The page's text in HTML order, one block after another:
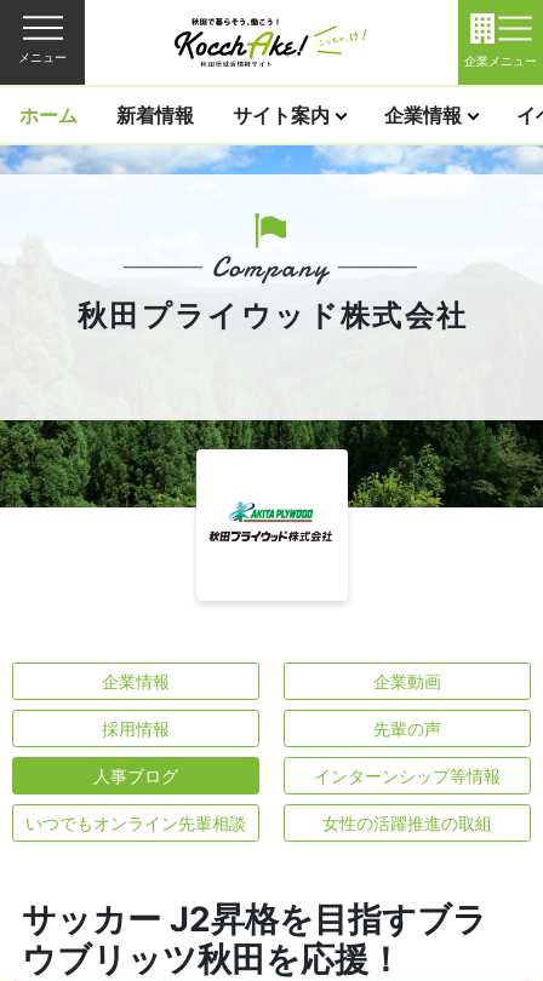
メニュー 企業メニュー
ホーム 新着情報 サイト案内 企業情報 イ
秋田プライウッド株式会社
企業情報 企業動画
採用情報 先輩の声
人事ブログ インターンシップ等情報
いつでもオンライン先輩相談 女性の活躍推進の取組
サッカー J2昇格を目指すブラ
ウブリッツ秋田を応援！